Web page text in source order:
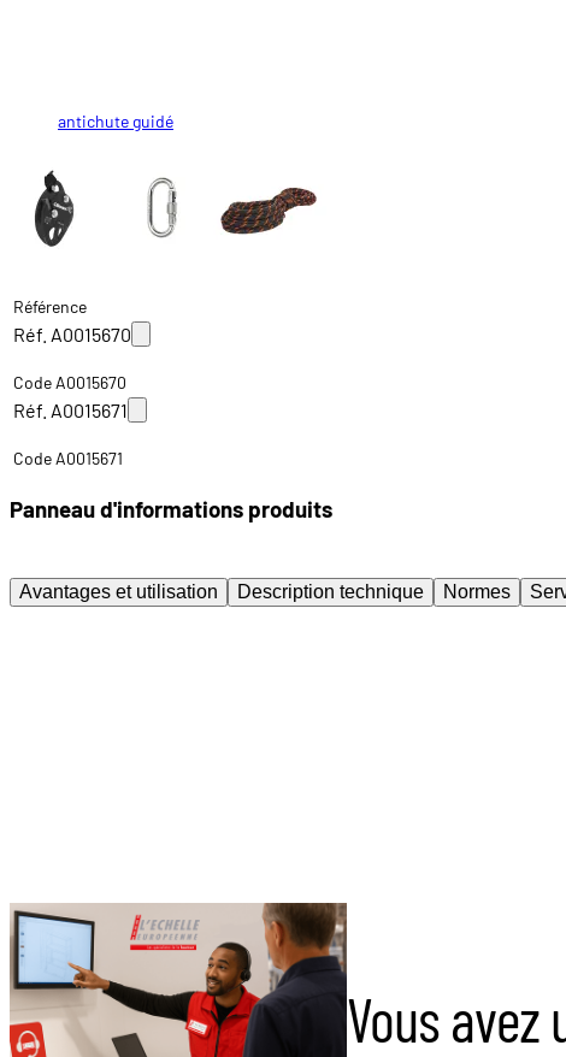
antichute guidé
x 2
10m ou 20m
Référence
Réf. A0015670
Code A0015670
Réf. A0015671
Code A0015671
Panneau d'informations produits
Avantages et utilisation Description technique Normes
Vous avez